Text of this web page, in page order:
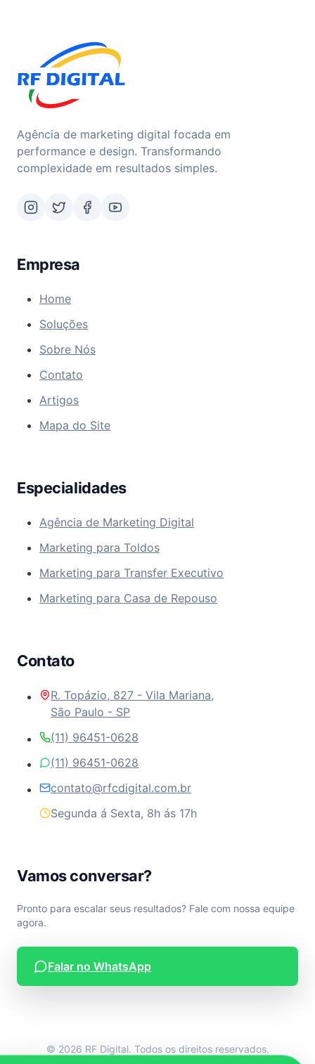
Agência de marketing digital focada em
performance e design. Transformando
complexidade em resultados simples.
Empresa
Home
Soluções
Sobre Nós
Contato
Artigos
Mapa do Site
Especialidades
Agência de Marketing Digital
Marketing para Toldos
Marketing para Transfer Executivo
Marketing para Casa de Repouso
Contato
R. Topázio, 827 - Vila Mariana,
São Paulo - SP
(11) 96451-0628
(11) 96451-0628
contato@rfcdigital.com.br
Segunda á Sexta, 8h ás 17h
Vamos conversar?
Pronto para escalar seus resultados? Fale com nossa equipe
agora.
Falar no WhatsApp
© 2026 RF Digital. Todos os direitos reservados.